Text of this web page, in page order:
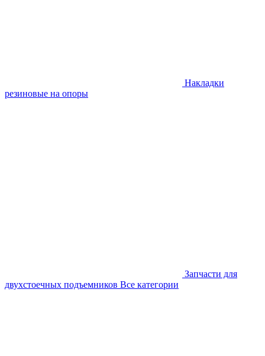
Накладки
резиновые на опоры
Запчасти для
двухстоечных подъемников Все категории